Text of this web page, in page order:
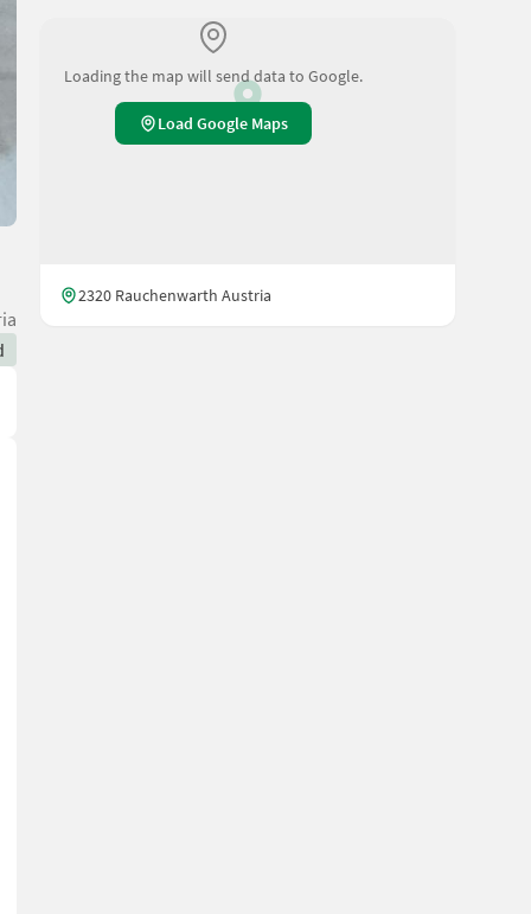
Loading the map will send data to Google.
Load Google Maps
2320 Rauchenwarth Austria